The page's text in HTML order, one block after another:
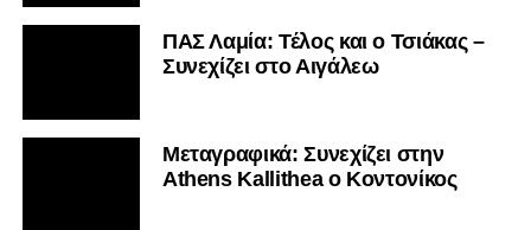
ΠΑΣ Λαμία: Τέλος και ο Τσιάκας –
Συνεχίζει στο Αιγάλεω
Mεταγραφικά: Συνεχίζει στην
Athens Kallithea ο Κοντονίκος